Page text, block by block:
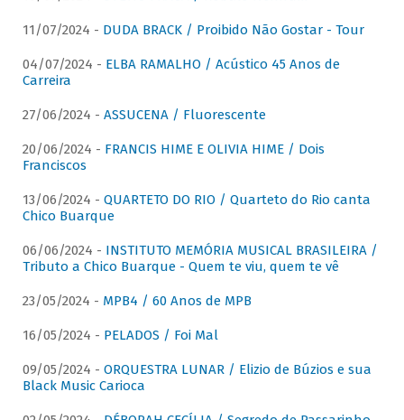
11/07/2024 - DUDA BRACK / Proibido Não Gostar - Tour
04/07/2024 - ELBA RAMALHO / Acústico 45 Anos de
Carreira
27/06/2024 - ASSUCENA / Fluorescente
20/06/2024 - FRANCIS HIME E OLIVIA HIME / Dois
Franciscos
13/06/2024 - QUARTETO DO RIO / Quarteto do Rio canta
Chico Buarque
06/06/2024 - INSTITUTO MEMÓRIA MUSICAL BRASILEIRA /
Tributo a Chico Buarque - Quem te viu, quem te vê
23/05/2024 - MPB4 / 60 Anos de MPB
16/05/2024 - PELADOS / Foi Mal
09/05/2024 - ORQUESTRA LUNAR / Elizio de Búzios e sua
Black Music Carioca